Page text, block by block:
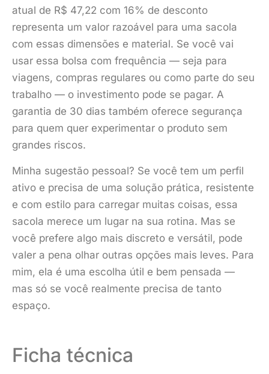
atual de R$ 47,22 com 16% de desconto
representa um valor razoável para uma sacola
com essas dimensões e material. Se você vai
usar essa bolsa com frequência — seja para
viagens, compras regulares ou como parte do seu
trabalho — o investimento pode se pagar. A
garantia de 30 dias também oferece segurança
para quem quer experimentar o produto sem
grandes riscos.
Minha sugestão pessoal? Se você tem um perfil
ativo e precisa de uma solução prática, resistente
e com estilo para carregar muitas coisas, essa
sacola merece um lugar na sua rotina. Mas se
você prefere algo mais discreto e versátil, pode
valer a pena olhar outras opções mais leves. Para
mim, ela é uma escolha útil e bem pensada —
mas só se você realmente precisa de tanto
espaço.
Ficha técnica